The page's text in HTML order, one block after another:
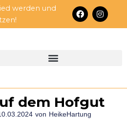
werden und
F
a
c
I
n
s
dem Hofgut
von HeikeHartung